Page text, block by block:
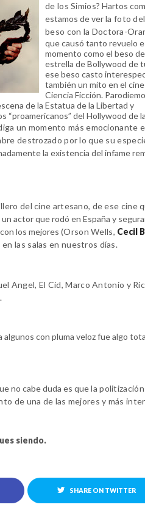
de los Simios? Hartos
estamos de verla foto
beso con la Doctora-
que causó tanto revuelo
momento como el beso
estrella de Bollywood de
ese beso casto
también un mito en el
Ciencia Ficción.
de la Estatua de la Libertad y
“proamericanos” del Hollywood de
un momento más emocionante
destrozado por lo que su
la existencia del infame
del cine artesano, de ese cine
un actor que rodó en España y
los mejores (Orson Wells, Cecil
las salas en nuestros días.
Angel, El Cid, Marco Antonio y
algunos con pluma veloz fue algo
no cabe duda es quela
de una de las mejores y más
siendo.
SHARE ON TWITTER